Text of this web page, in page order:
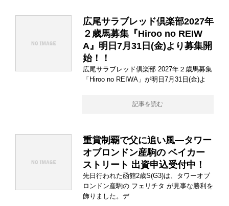
広尾サラブレッド倶楽部2027年
２歳馬募集『Hiroo no REIW
A』明日7月31日(金)より募集開
始！！
広尾サラブレッド倶楽部 2027年２歳馬募集
「Hiroo no REIWA」が明日7月31日(金)よ
記事を読む
重賞制覇で父に追い風―タワー
オブロンドン産駒の ベイカー
ストリート 出資申込受付中！
先日行われた函館2歳S(G3)は、タワーオブ
ロンドン産駒の フェリチタ が見事な勝利を
飾りました。デ